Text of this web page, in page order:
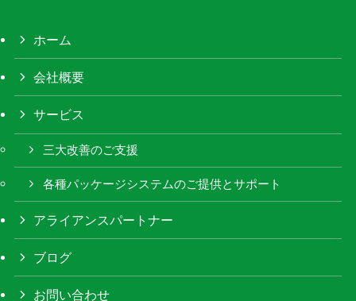
ホーム
会社概要
サービス
三大改善のご支援
各種パッケージシステムのご提供とサポート
アライアンスパートナー
ブログ
お問い合わせ